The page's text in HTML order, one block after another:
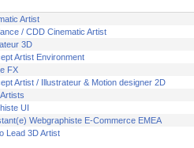
Artist
/ CDD Cinematic Artist
3D
Artist Environment
FX
Artist / Illustrateur & Motion designer 2D
UI
Webgraphiste E-Commerce EMEA
Lead 3D Artist